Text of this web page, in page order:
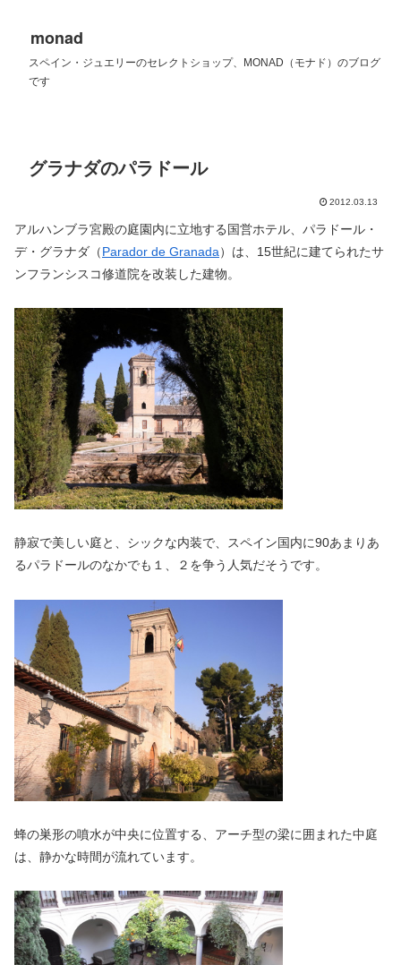
monad
スペイン・ジュエリーのセレクトショップ、MONAD（モナド）のブログ
です
グラナダのパラドール
2012.03.13
アルハンブラ宮殿の庭園内に立地する国営ホテル、パラドール・
デ・グラナダ（Parador de Granada）は、15世紀に建てられたサ
ンフランシスコ修道院を改装した建物。
静寂で美しい庭と、シックな内装で、スペイン国内に90あまりあ
るパラドールのなかでも１、２を争う人気だそうです。
蜂の巣形の噴水が中央に位置する、アーチ型の梁に囲まれた中庭
は、静かな時間が流れています。